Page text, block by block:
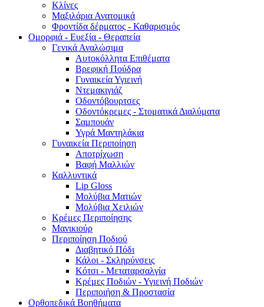
Κλίνες
Μαξιλάρια Ανατομικά
Φροντίδα δέρματος - Καθαρισμός
Ομορφιά - Ευεξία - Θεραπεία
Γενικά Αναλώσιμα
Αυτοκόλλητα Επιθέματα
Βρεφική Πούδρα
Γυναικεία Υγιεινή
Ντεμακιγιάζ
Οδοντόβουρτσες
Οδοντόκρεμες - Στοματικά Διαλύματα
Σαμπουάν
Υγρά Μαντηλάκια
Γυναικεία Περιποίηση
Αποτρίχωση
Βαφή Μαλλιών
Καλλυντικά
Lip Gloss
Μολύβια Ματιών
Μολύβια Χειλιών
Κρέμες Περιποίησης
Μανικιούρ
Περιποίηση Ποδιού
Διαβητικό Πόδι
Κάλοι - Σκληρύνσεις
Κότσι - Μεταταρσαλγία
Κρέμες Ποδιών - Υγιεινή Ποδιών
Περιποιήση & Προστασία
Ορθοπεδικά Βοηθήματα